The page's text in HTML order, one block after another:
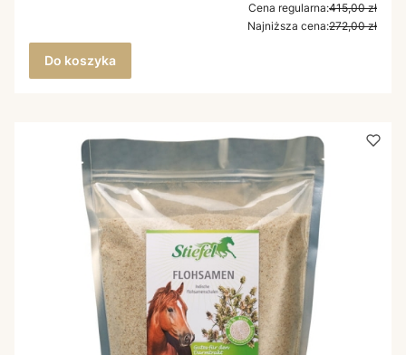
Cena regularna:415,00 zł
Najniższa cena:272,00 zł
Do koszyka